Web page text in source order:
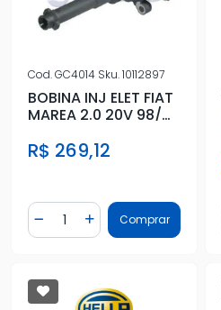
Cod.GC4014 Sku.10112897
BOBINA INJ ELET FIAT
MAREA 2.0 20V 98/
R$ 269,12
Diminuir Quantidade
Quantidade
Adicionar Quantidade
Comprar